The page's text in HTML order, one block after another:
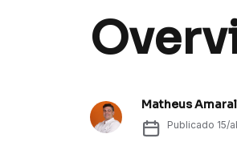
Matheus Amaral
Publicado 15/